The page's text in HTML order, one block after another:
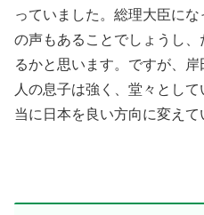
っていました。総理大臣に
の声もあることでしょうし
るかと思います。ですが、
人の息子は強く、堂々とし
当に日本を良い方向に変えて